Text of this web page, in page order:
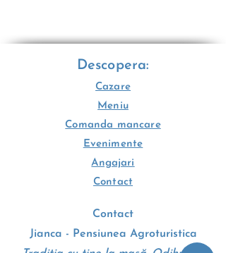
Descopera:
Cazare
Meniu
Comanda mancare
Evenimente
Angajari
Contact
Contact
Jianca - Pensiunea Agroturistica